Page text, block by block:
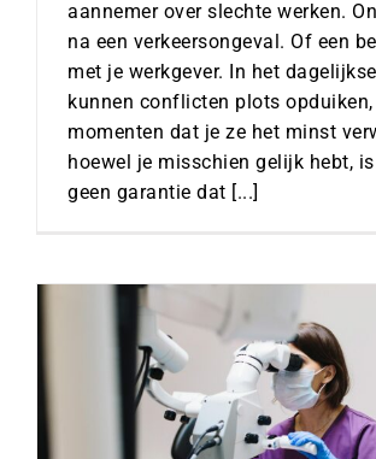
aannemer over slechte werken.
na een verkeersongeval. Of een
met je werkgever. In het
kunnen conflicten plots
momenten dat je ze het minst
hoewel je misschien gelijk hebt,
geen garantie dat [...]